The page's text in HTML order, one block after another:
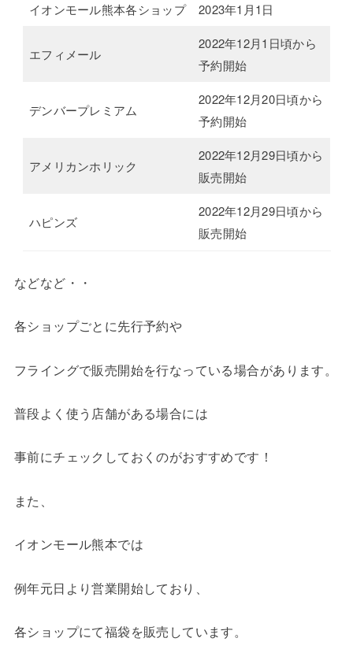
イオンモール熊本各ショップ 2023年1月1日
エフィメール
2022年12月1日頃から
予約開始
デンバープレミアム
2022年12月20日頃から
予約開始
アメリカンホリック
2022年12月29日頃から
販売開始
ハピンズ
2022年12月29日頃から
販売開始
などなど・・
各ショップごとに先行予約や
フライングで販売開始を行なっている場合があります。
普段よく使う店舗がある場合には
事前にチェックしておくのがおすすめです！
また、
イオンモール熊本では
例年元日より営業開始しており、
各ショップにて福袋を販売しています。